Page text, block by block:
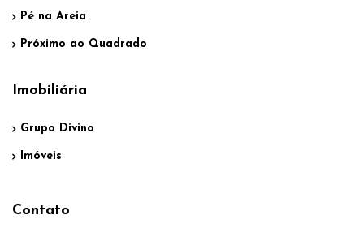
Pé na Areia
Próximo ao Quadrado
Imobiliária
Grupo Divino
Imóveis
Contato